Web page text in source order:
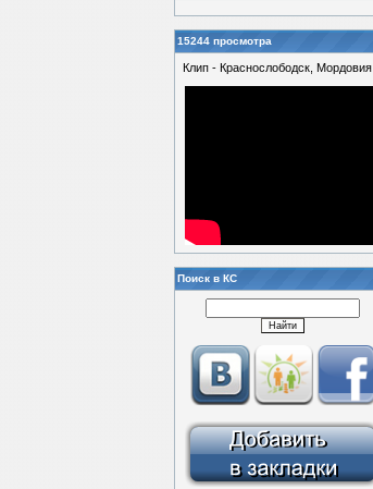
15244 просмотра
Клип - Краснослободск, Мордовия
Поиск в КС